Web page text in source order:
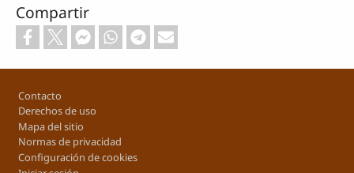
Compartir
Footer
Contacto
Derechos de uso
Mapa del sitio
Normas de privacidad
Configuración de cookies